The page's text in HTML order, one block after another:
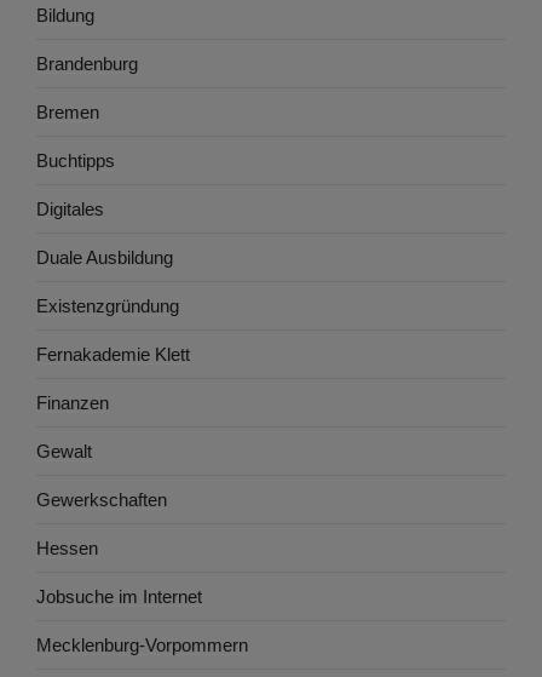
Bildung
Brandenburg
Bremen
Buchtipps
Digitales
Duale Ausbildung
Existenzgründung
Fernakademie Klett
Finanzen
Gewalt
Gewerkschaften
Hessen
Jobsuche im Internet
Mecklenburg-Vorpommern